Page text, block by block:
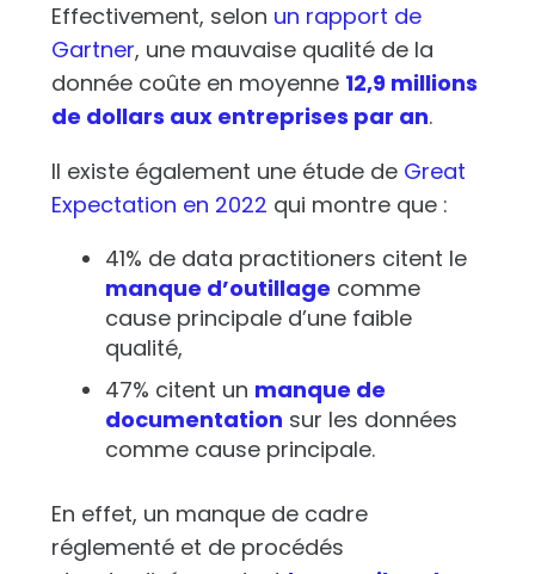
Effectivement, selon un rapport de
Gartner, une mauvaise qualité de la
donnée coûte en moyenne 12,9 millions
de dollars aux entreprises par an.
Il existe également une étude de Great
Expectation en 2022 qui montre que :
41% de data practitioners citent le
manque d’outillage comme
cause principale d’une faible
qualité,
47% citent un manque de
documentation sur les données
comme cause principale.
En effet, un manque de cadre
réglementé et de procédés